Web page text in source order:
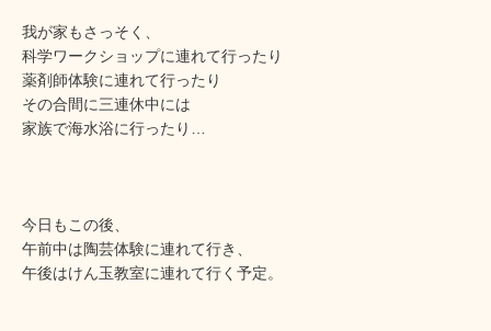
我が家もさっそく、
科学ワークショップに連れて行ったり
薬剤師体験に連れて行ったり
その合間に三連休中には
家族で海水浴に行ったり…
今日もこの後、
午前中は陶芸体験に連れて行き、
午後はけん玉教室に連れて行く予定。